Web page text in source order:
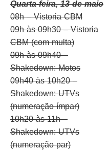
Quarta-feira, 13 de maio
08h – Vistoria CBM
09h às 09h30 – Vistoria
CBM (com multa)
09h às 09h40 –
Shakedown: Motos
09h40 às 10h20 –
Shakedown: UTVs
(numeração ímpar)
10h20 às 11h –
Shakedown: UTVs
(numeração par)